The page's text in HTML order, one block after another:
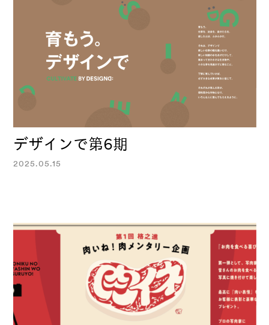
デザインで第6期
2025.05.15